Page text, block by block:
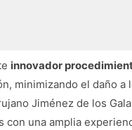
innovador
minimizando el daño a
Jiménez de los
una amplia